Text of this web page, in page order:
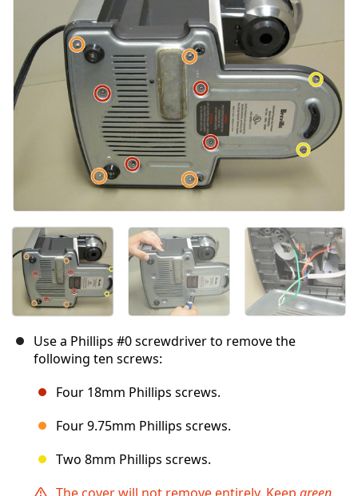
Use a Phillips #0 screwdriver to remove the
following ten screws:
Four 18mm Phillips screws.
Four 9.75mm Phillips screws.
Two 8mm Phillips screws.
The cover will not remove entirely. Keep green